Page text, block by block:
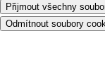
Přijmout všechny
Odmítnout soubory